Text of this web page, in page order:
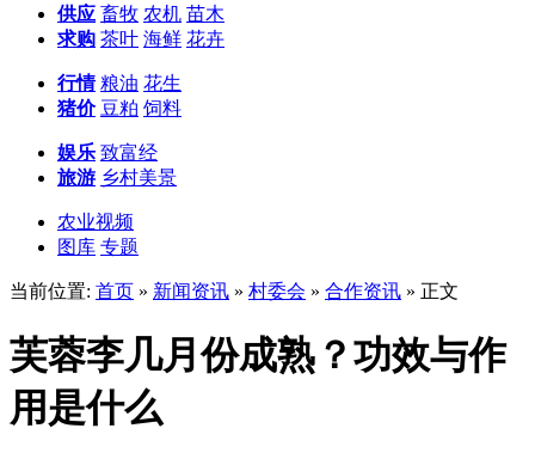
供应 畜牧 农机 苗木
求购 茶叶 海鲜 花卉
行情 粮油 花生
猪价 豆粕 饲料
娱乐 致富经
旅游 乡村美景
农业视频
图库 专题
当前位置: 首页 » 新闻资讯 » 村委会 » 合作资讯 » 正文
芙蓉李几月份成熟？功效与作
用是什么